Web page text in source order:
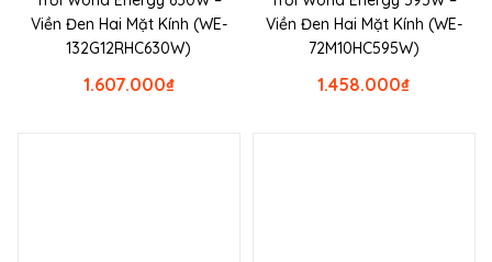
Viền Đen Hai Mặt Kính (WE-
132G12RHC630W)
₫
1.607.000
Viền Đen Hai Mặt Kính (WE-
72M10HC595W)
₫
1.458.000